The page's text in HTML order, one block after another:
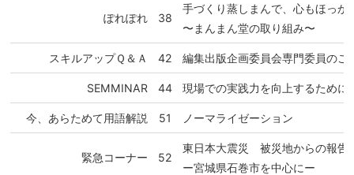
ぽれぽれ 38
手づくり蒸しまんで、心もほっか
〜まんまん堂の取り組み〜
スキルアップＱ＆Ａ 42 編集出版企画委員会専門委員のご
SEMMINAR 44 現場での実践力を向上するために
今、あらためて用語解説 51 ノーマライゼーション
緊急コーナー 52
東日本大震災 被災地からの報告
ー宮城県石巻市を中心にー